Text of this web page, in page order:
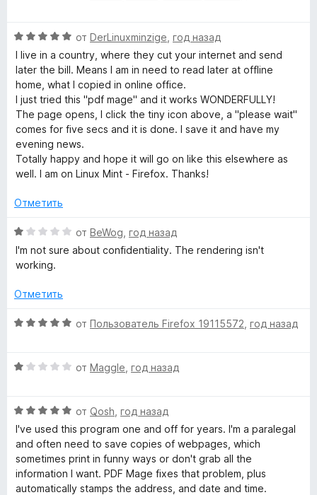
5
а
1
и
з
5
н
е
н
о
н
а
1
и
з
5
О
ц
е
н
е
н
о
н
а
5
з
от DerLinuxminzige год назад
I live in a country, where they cut your internet and send
later the bill. Means I am in need to read later at offline
home, what I copied in online office.
I just tried this "pdf mage" and it works WONDERFULLY!
The page opens, I click the tiny icon above, a "please wait"
comes for five secs and it is done. I save it and have my
evening news.
Totally happy and hope it will go on like this elsewhere as
well. I am on Linux Mint - Firefox. Thanks!
Отметить
О
ц
е
е
о
1
5
от BeWog год назад
I'm not sure about confidentiality. The rendering isn't
working.
Отметить
О
н
о
н
а
5
и
з
от Пользователь Firefox 19115572 год назад
О
н
е
н
о
н
а
от Maggle год назад
О
ц
е
н
е
н
от Qosh год назад
I've used this program one and off for years. I'm a paralegal
and often need to save copies of webpages, which
sometimes print in funny ways or don't grab all the
information I want. PDF Mage fixes that problem, plus
automatically stamps the address, and date and time.